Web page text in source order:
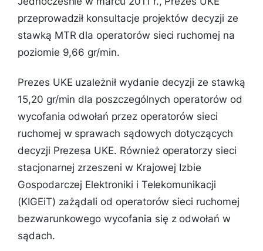
przeprowadził konsultacje projektów decyzji ze
stawką MTR dla operatorów sieci ruchomej na
poziomie 9,66 gr/min.
Prezes UKE uzależnił wydanie decyzji ze stawką
15,20 gr/min dla poszczególnych operatorów od
wycofania odwołań przez operatorów sieci
ruchomej w sprawach sądowych dotyczących
decyzji Prezesa UKE. Również operatorzy sieci
stacjonarnej zrzeszeni w Krajowej Izbie
Gospodarczej Elektroniki i Telekomunikacji
(KIGEiT) zażądali od operatorów sieci ruchomej
bezwarunkowego wycofania się z odwołań w
sądach.